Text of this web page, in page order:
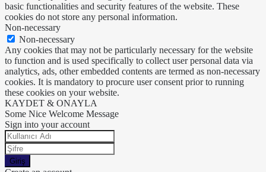
basic functionalities and security features of the website. These
cookies do not store any personal information.
Non-necessary
Non-necessary
Any cookies that may not be particularly necessary for the website
to function and is used specifically to collect user personal data via
analytics, ads, other embedded contents are termed as non-necessary
cookies. It is mandatory to procure user consent prior to running
these cookies on your website.
KAYDET & ONAYLA
Some Nice Welcome Message
Sign into your account
Giriş